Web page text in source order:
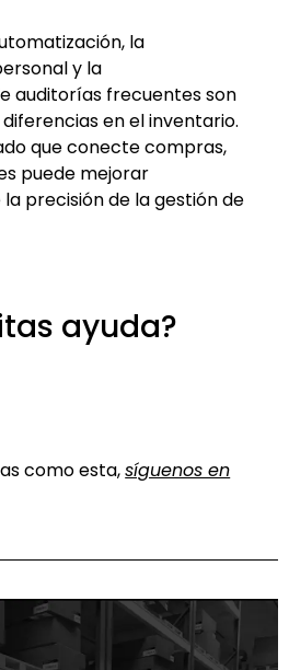
la
y la
auditorías frecuentes son
en el inventario.
que conecte compras,
puede mejorar
precisión de la gestión de
ayuda?
como esta,síguenos en